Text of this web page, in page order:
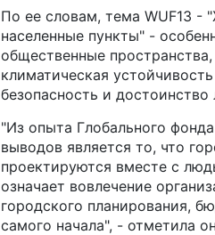
По ее словам, тема WUF13 -
населенные пункты" -
общественные
климатическая
безопасность и
"Из опыта Глобального
выводов является то, что
проектируются вместе с
означает вовлечение
городского планирования,
самого начала", - отметила